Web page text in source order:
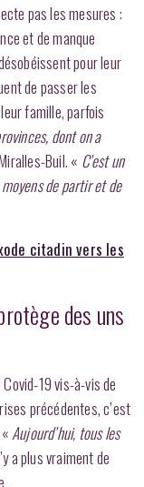
pas les mesures :
et de manque
pour leur
de passer les
famille, parfois
dont on a
Buil. « C’est un
de partir et de
citadin vers les
des uns
19 vis-à-vis de
précédentes, c’est
Aujourd’hui, tous les
a plus vraiment de